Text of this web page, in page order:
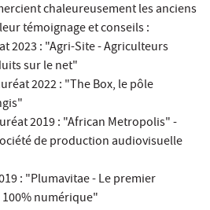
chaleureusement les anciens
témoignage et conseils :
2023 : "Agri-Site - Agriculteurs
sur le net"
2022 : "The Box, le pôle
2019 : "African Metropolis" -
de production audiovisuelle
: "Plumavitae - Le premier
numérique"